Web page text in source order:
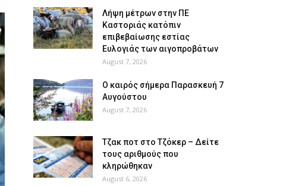
Λήψη μέτρων στην ΠΕ
Καστοριάς κατόπιν
επιβεβαίωσης εστίας
Ευλογιάς των αιγοπροβάτων
August 7, 2026
Ο καιρός σήμερα Παρασκευή 7
Αυγούστου
August 7, 2026
Tζακ ποτ στο Τζόκερ – Δείτε
τους αριθμούς που
κληρώθηκαν
August 6, 2026